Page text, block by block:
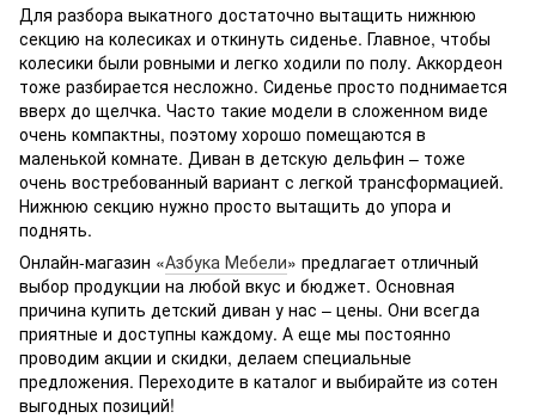
Для разбора выкатного достаточно вытащить нижнюю
секцию на колесиках и откинуть сиденье. Главное, чтобы
колесики были ровными и легко ходили по полу. Аккордеон
тоже разбирается несложно. Сиденье просто поднимается
вверх до щелчка. Часто такие модели в сложенном виде
очень компактны, поэтому хорошо помещаются в
маленькой комнате. Диван в детскую дельфин – тоже
очень востребованный вариант с легкой трансформацией.
Нижнюю секцию нужно просто вытащить до упора и
поднять.
Онлайн-магазин «Азбука Мебели» предлагает отличный
выбор продукции на любой вкус и бюджет. Основная
причина купить детский диван у нас – цены. Они всегда
приятные и доступны каждому. А еще мы постоянно
проводим акции и скидки, делаем специальные
предложения. Переходите в каталог и выбирайте из сотен
выгодных позиций!